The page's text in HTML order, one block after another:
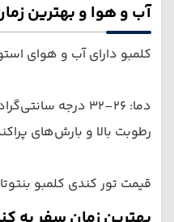
آب و هوا و بهترین
کلمبو دارای آب و هوای
دما: ۲۶–۳۲ درجه سانتی‌گراد
رطوبت بالا و بارش‌های
قیمت تور کندی کلمبو بنتوتا